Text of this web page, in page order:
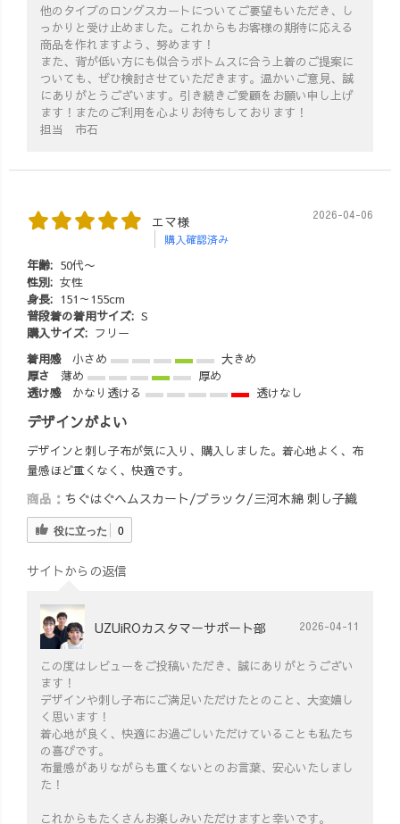
他のタイプのロングスカートについてご要望もいただき、し
っかりと受け止めました。これからもお客様の期待に応える
商品を作れますよう、努めます！
また、背が低い方にも似合うボトムスに合う上着のご提案に
ついても、ぜひ検討させていただきます。温かいご意見、誠
にありがとうございます。引き続きご愛顧をお願い申し上げ
ます！またのご利用を心よりお待ちしております！
担当 市石
エマ様
購入確認済み
2026-04-06
年齢: 50代〜
性別: 女性
身長: 151～155cm
普段着の着用サイズ: S
購入サイズ: フリー
着用感
小さめ
大きめ
厚さ
薄め
厚め
透け感
かなり透ける 透けなし
デザインがよい
デザインと刺し子布が気に入り、購入しました。着心地よく、布
量感ほど重くなく、快適です。
商品： ちぐはぐヘムスカート/ブラック/三河木綿 刺し子織
役に立った 0
サイトからの返信
UZUiROカスタマーサポート部 2026-04-11
この度はレビューをご投稿いただき、誠にありがとうござい
ます！
デザインや刺し子布にご満足いただけたとのこと、大変嬉し
く思います！
着心地が良く、快適にお過ごしいただけていることも私たち
の喜びです。
布量感がありながらも重くないとのお言葉、安心いたしまし
た！
これからもたくさんお楽しみいただけますと幸いです。